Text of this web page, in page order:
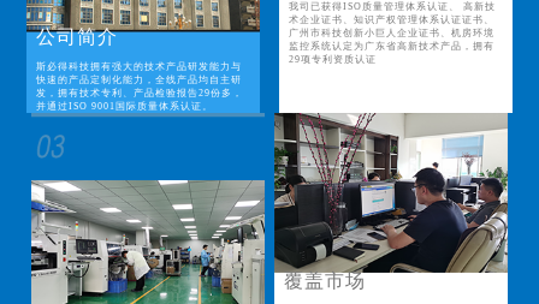
公司简介
斯必得科技拥有强大的技术产品研发能力与
快速的产品定制化能力，全线产品均自主研
发，拥有技术专利、产品检验报告29份多，
并通过ISO 9001国际质量体系认证。
我司已获得ISO质量管理体系认证、 高新技
术企业证书、知识产权管理体系认证证书、
广州市科技创新小巨人企业证书、机房环境
监控系统认定为广东省高新技术产品，拥有
29项专利资质认证
覆盖市场